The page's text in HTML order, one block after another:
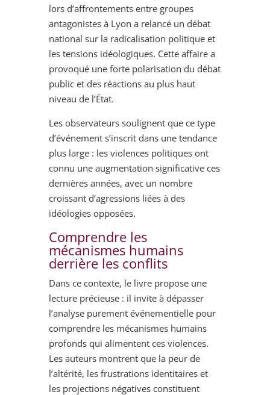
lors d’affrontements entre groupes
antagonistes à Lyon a relancé un débat
national sur la radicalisation politique et
les tensions idéologiques. Cette affaire a
provoqué une forte polarisation du débat
public et des réactions au plus haut
niveau de l’État.
Les observateurs soulignent que ce type
d’événement s’inscrit dans une tendance
plus large : les violences politiques ont
connu une augmentation significative ces
dernières années, avec un nombre
croissant d’agressions liées à des
idéologies opposées.
Comprendre les
mécanismes humains
derrière les conflits
Dans ce contexte, le livre propose une
lecture précieuse : il invite à dépasser
l’analyse purement événementielle pour
comprendre les mécanismes humains
profonds qui alimentent ces violences.
Les auteurs montrent que la peur de
l’altérité, les frustrations identitaires et
les projections négatives constituent